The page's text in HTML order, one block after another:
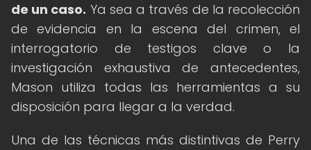
de un caso. Ya sea a través de la recolección
de evidencia en la escena del crimen, el
interrogatorio de testigos clave o la
investigación exhaustiva de antecedentes,
Mason utiliza todas las herramientas a su
disposición para llegar a la verdad.
Una de las técnicas más distintivas de Perry